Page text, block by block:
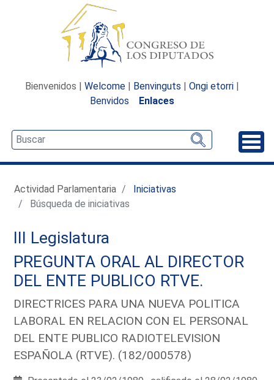
Bienvenidos | Welcome | Benvinguts | Ongi etorri |
Benvidos
Enlaces
Actividad Parlamentaria
Iniciativas
Búsqueda de iniciativas
III Legislatura
PREGUNTA ORAL AL DIRECTOR
DEL ENTE PUBLICO RTVE.
DIRECTRICES PARA UNA NUEVA POLITICA
LABORAL EN RELACION CON EL PERSONAL
DEL ENTE PUBLICO RADIOTELEVISION
ESPAÑOLA (RTVE). (182/000578)